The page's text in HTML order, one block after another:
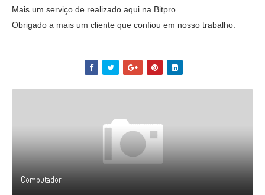
Mais um serviço de realizado aqui na Bitpro.
Obrigado a mais um cliente que confiou em nosso trabalho.
Computador